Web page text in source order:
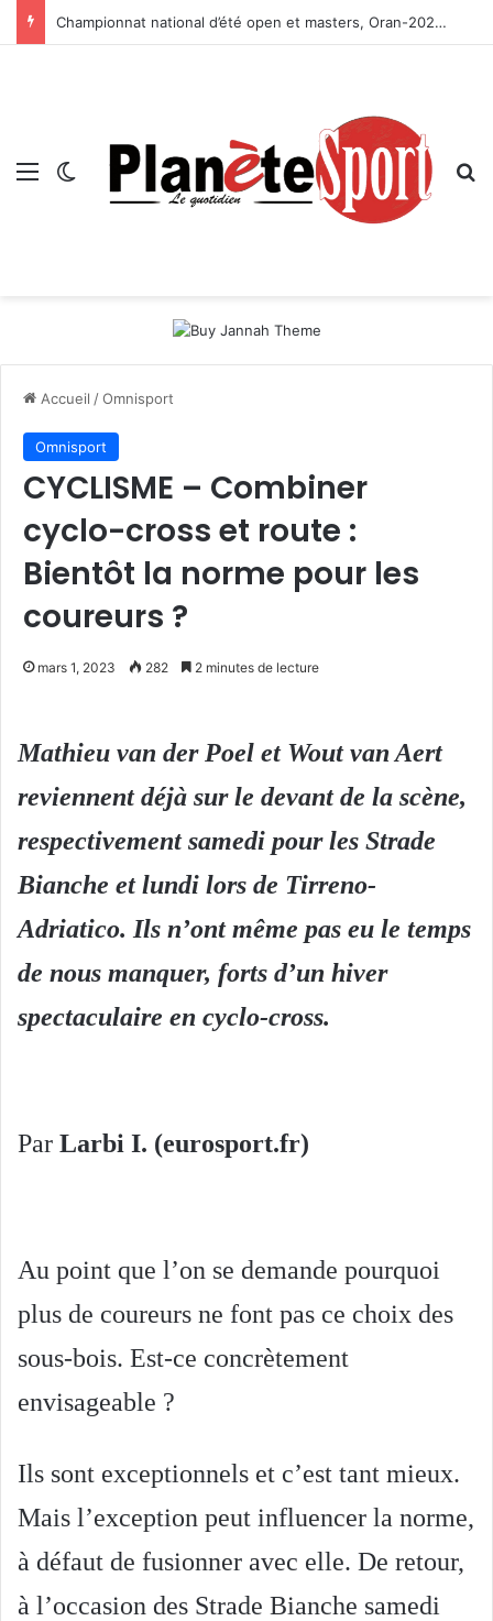
Championnat national d’été open et masters, Oran-2026 — Le CRB s’adjuge le titre
Menu Switch skin
Accueil /Omnisport
Omnisport
CYCLISME – Combiner
cyclo-cross et route :
Bientôt la norme pour les
coureurs ?
mars 1, 2023 282 2 minutes de lecture
Mathieu van der Poel et Wout van Aert
reviennent déjà sur le devant de la scène,
respectivement samedi pour les Strade
Bianche et lundi lors de Tirreno-
Adriatico. Ils n’ont même pas eu le temps
de nous manquer, forts d’un hiver
spectaculaire en cyclo-cross.
Par Larbi I. (eurosport.fr)
Au point que l’on se demande pourquoi
plus de coureurs ne font pas ce choix des
sous-bois. Est-ce concrètement
envisageable ?
Ils sont exceptionnels et c’est tant mieux.
Mais l’exception peut influencer la norme,
à défaut de fusionner avec elle. De retour,
à l’occasion des Strade Bianche samedi